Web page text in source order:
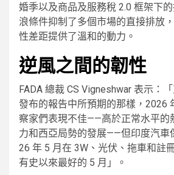
婚季以及商品及服務稅 2.0 框架下
浪條件抑制了多個市場的直接排放
性差距提供了溫和的動力。
逆風之間的韌性
FADA 總裁 CS Vigneshwar 表示：
發布的報告中所預期的那樣，2026
察家們表現不佳——高於正常水平的
力和西亞局勢的發展——但印度汽車
26 年 5 月在 3W、光伏、拖車和註
有史以來最好的 5 月」。